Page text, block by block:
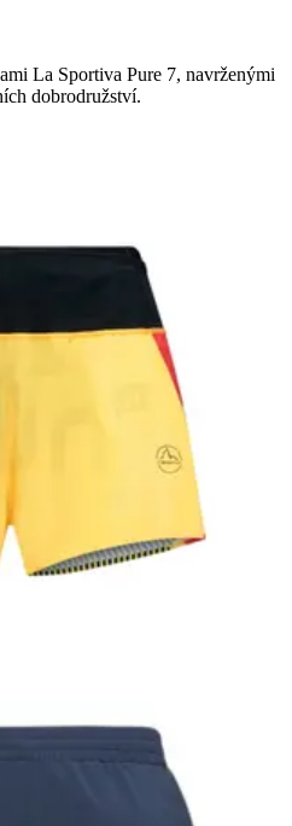
La Sportiva Pure 7, navrženými
dobrodružství.